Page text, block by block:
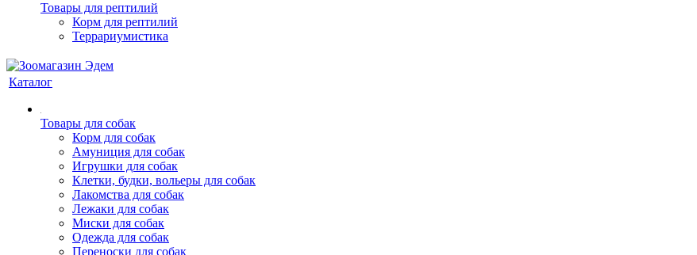
Товары для рептилий
Корм для рептилий
Террариумистика
Каталог
Товары для собак
Корм для собак
Амуниция для собак
Игрушки для собак
Клетки, будки, вольеры для собак
Лакомства для собак
Лежаки для собак
Миски для собак
Одежда для собак
Переноски для собак